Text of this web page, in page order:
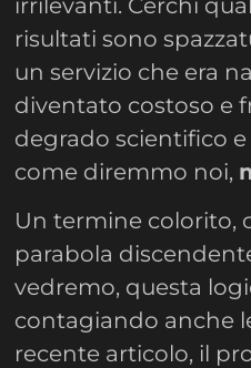
risultati sono
un servizio che era
diventato costoso e
degrado scientifico
come diremmo noi,
Un termine colorito,
parabola
vedremo, questa
contagiando anche
recente articolo, il